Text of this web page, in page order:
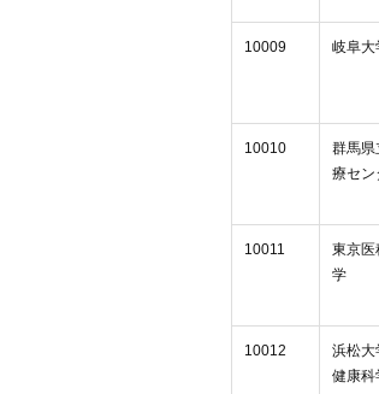
10009 岐阜大
10010
群馬県
療セン
10011
東京医
学
10012
浜松大
健康科